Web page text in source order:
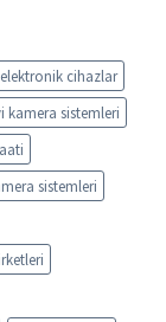
elektronik cihazlar
kamera sistemleri
sistemleri